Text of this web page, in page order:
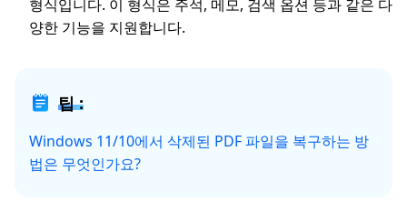
형식입니다. 이 형식은 주석, 메모, 검색 옵션 등과 같은 다
양한 기능을 지원합니다.
팁 :
Windows 11/10에서 삭제된 PDF 파일을 복구하는 방
법은 무엇인가요?